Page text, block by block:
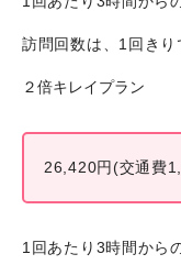
訪問回数は、1回きり
２倍キレイプラン
26,420円(交通費
1回あたり3時間から